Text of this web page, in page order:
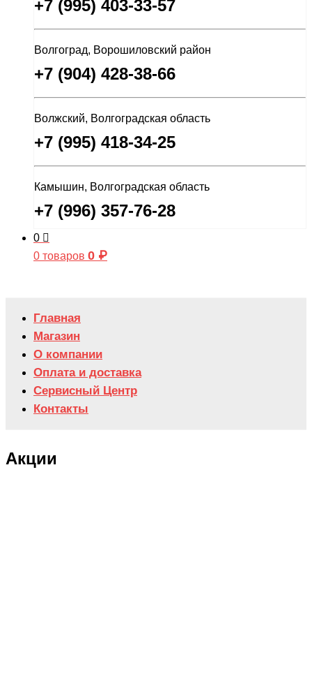
+7 (995) 403-33-57
Волгоград, Ворошиловский район
+7 (904) 428-38-66
Волжский, Волгоградская область
+7 (995) 418-34-25
Камышин, Волгоградская область
+7 (996) 357-76-28
0
0 товаров 0 ₽
Главная
Магазин
О компании
Оплата и доставка
Сервисный Центр
Контакты
Акции